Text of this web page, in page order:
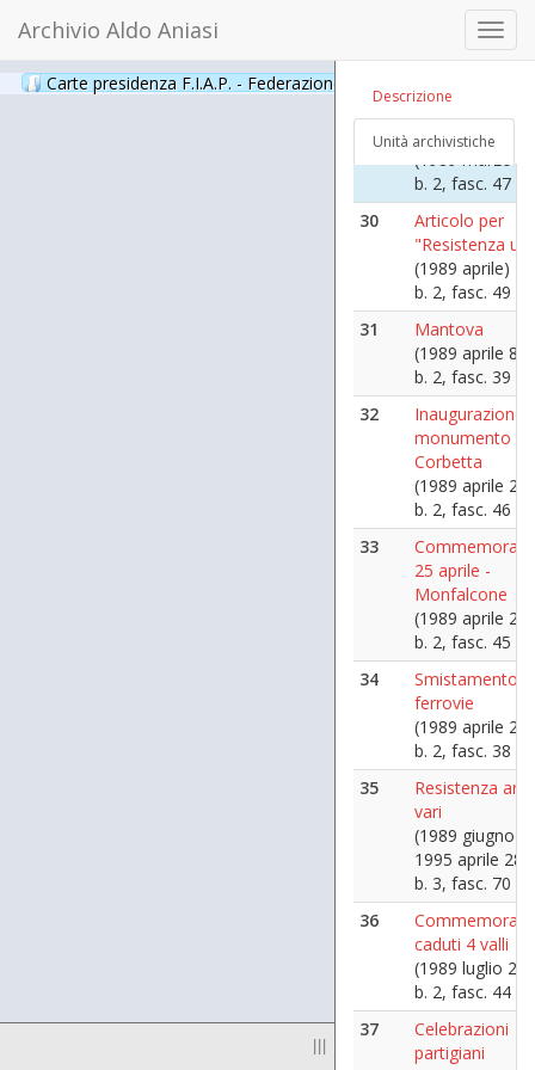
Archivio Aldo Aniasi
Carte presidenza F.I.A.P. - Federazione Italiana Associazioni
|||
Descrizione
Unità archivistiche
(1988
- 1988
b. 2, fasc. 57
29
Pozzol Greppo
(1989 marzo
b. 2, fasc. 47
30
Articolo per
"Resistenza
(1989 aprile)
b. 2, fasc. 49
31
Mantova
(1989 aprile 8)
b. 2, fasc. 39
32
Inaugurazione
monumento -
Corbetta
(1989 aprile 23)
b. 2, fasc. 46
33
25 aprile -
Monfalcone
(1989 aprile 24)
b. 2, fasc. 45
34
Smistamento
ferrovie
(1989 aprile 27)
b. 2, fasc. 38
35
Resistenza
vari
(1989 giugno -
1995 aprile 28)
b. 3, fasc. 70
36
caduti 4 valli
(1989 luglio 2)
b. 2, fasc. 44
37
Celebrazioni
partigiani